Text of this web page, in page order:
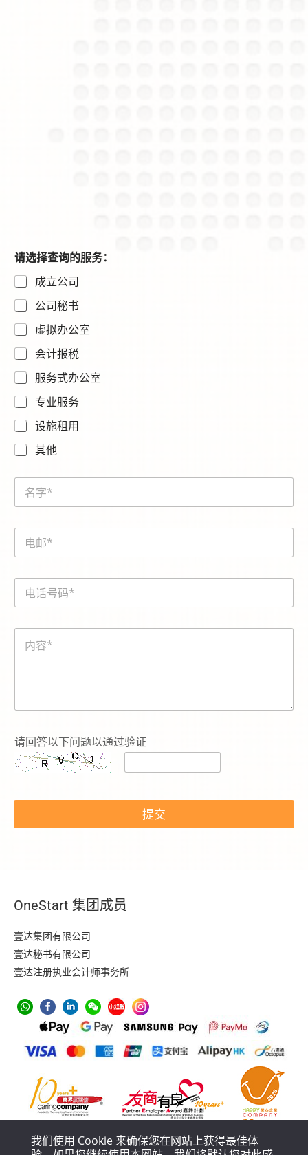
请选择查询的服务：
成立公司
公司秘书
虚拟办公室
会计报税
服务式办公室
专业服务
设施租用
其他
e
N
m
E
a
電
號
内
请回答以下问题以通过验证
提交
OneStart 集团成员
壹达集团有限公司
壹达秘书有限公司
壹达注册执业会计师事务所
我们使用 Cookie 来确保您在网站上获得最佳体